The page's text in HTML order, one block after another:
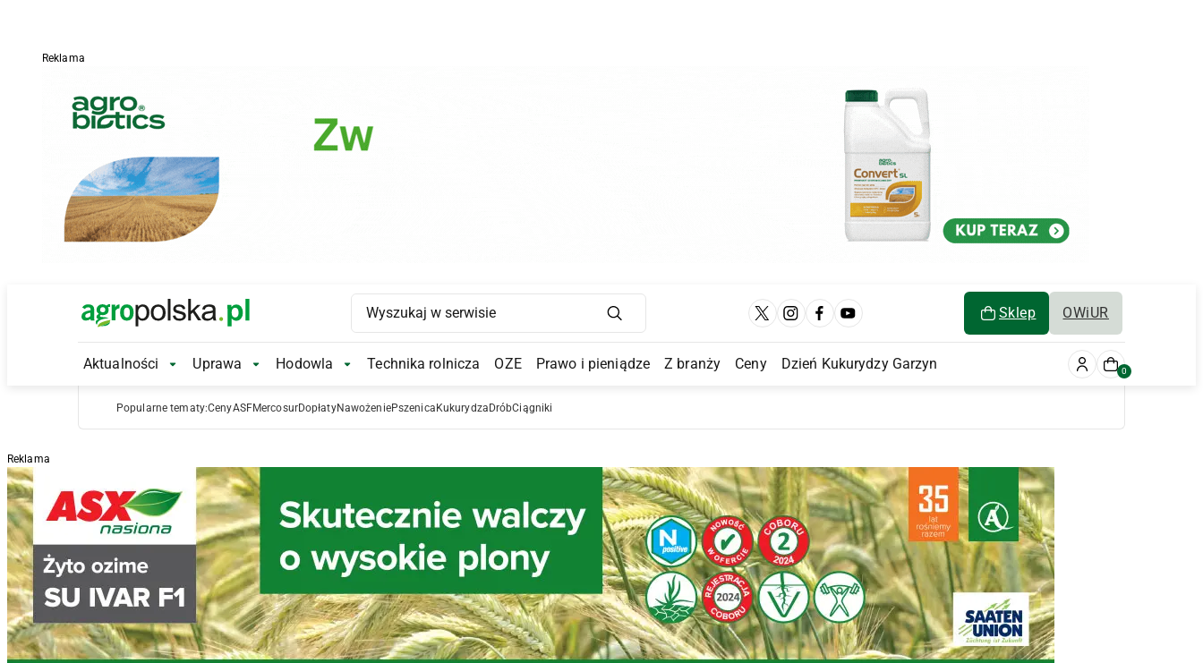
Reklama
Main Logo Sklep OWiUR
Main Navigation
Aktualności Aktualności Submenu
Uprawa Uprawa Submenu
Hodowla Hodowla Submenu
Technika rolnicza OZE Prawo i pieniądze Z branży Ceny Dzień Kukurydzy Garzyn 0
Popularne tematy:CenyASFMercosurDopłatyNawożeniePszenica Kukurydza DróbCiągniki
Reklama